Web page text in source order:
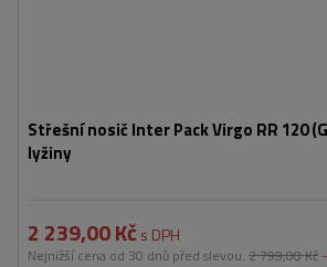
Střešní nosič Inter Pack Virgo RR 120
lyžiny
2 239,00 Kč s DPH
Nejnižší cena od 30 dnů před slevou: 2 799,00 Kč